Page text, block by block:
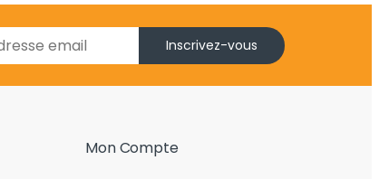
Inscrivez-vous
Mon Compte